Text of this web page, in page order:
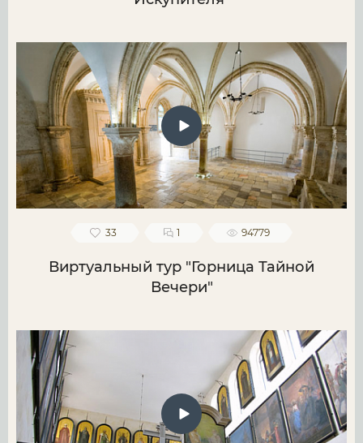
33 1 94779
Виртуальный тур "Горница Тайной
Вечери"